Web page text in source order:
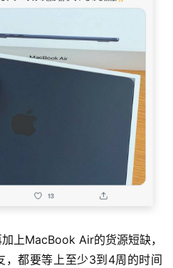
上MacBook Air的货源短缺，
，都要等上至少3到4周的时间